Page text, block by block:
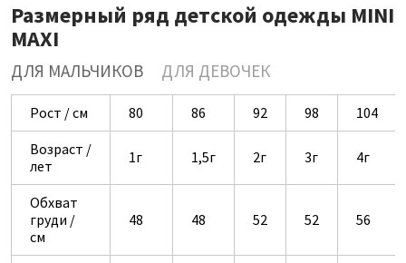
Размерный ряд детской одежды MINI
MAXI
ДЛЯ МАЛЬЧИКОВ ДЛЯ ДЕВОЧЕК
Рост / см 80 86 92 98
104
Возраст /
лет
1г 1,5г 2г 3г 4г
Обхват
груди /
см
48 48 52 52 56